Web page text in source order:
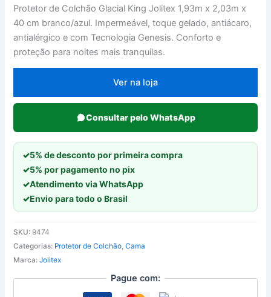
preço
original
era:
preço
atual
é:
Protetor de Colchão Glacial King Jolitex 1,93m x 2,03m x
40 cm branco/azul. Impermeável, toque gelado, antiácaro,
antialérgico e com Tecnologia Genesis. Conforto e
proteção para noites mais tranquilas.
Ver na loja
Consultar pelo WhatsApp
✓5% de desconto por primeira compra
✓5% por pagamento no pix
✓Atendimento via WhatsApp
✓Envio para todo o Brasil
SKU: 9474
Categorias: Protetor de Colchão,Cama
Marca:Jolitex
Pague com: